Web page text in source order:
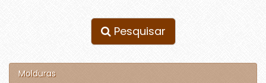
Pesquisar
Molduras